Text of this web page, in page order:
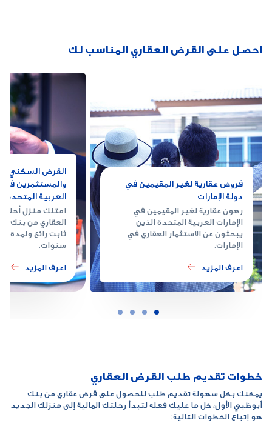
احصل على القرض العقاري المناسب لك
قروض عقارية لغير المقيمين في
دولة الإمارات
رهون عقارية لغير المقيمين في
الإمارات العربية المتحدة الذين
يبحثون عن الاستثمار العقاري في
الإمارات.
اعرف المزيد
القرض السكني
والمستثمرين في
العربية المتحدة
امتلك منزل
العقاري من بنك
ثابت رائع
سنوات.
اعرف المزيد
خطوات تقديم طلب القرض العقاري
يمكنك بكل سهولة تقديم طلب للحصول على قرض عقاري من بنك
أبوظبي الأول، كل ما عليك فعله لتبدأ رحلتك المالية إلى منزلك الجديد
هو إتباع الخطوات التالية: